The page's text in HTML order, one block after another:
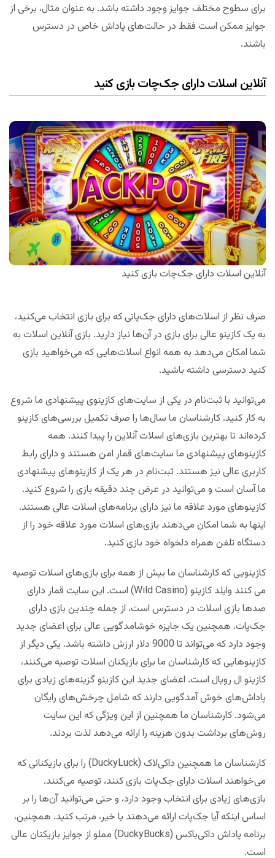
برای سطوح مختلف جوایز وجود داشته باشد. به عنوان مثال، برخی از
جوایز ممکن است فقط در حالت‌های پاداش خاص در دسترس
باشند.
آنلاین اسلات دارای جک‌چات بازی کنید
آنلاین اسلات دارای جک‌چات بازی کنید
صرف نظر از اسلات‌های دارای جک‌پاتی که برای بازی انتخاب می‌کنید،
به یک کازینو عالی برای بازی در آن‌ها نیاز دارید. بازی آنلاین اسلات به
شما امکان می‌دهد به همه انواع اسلات‌هایی که می‌خواهید بازی
کنید دسترسی داشته باشید.
می‌توانید با ثبت‌نام در یکی از سایت‌های کازینوی پیشنهادی ما شروع
به کار کنید. کارشناسان ما سال‌ها را صرف تکمیل بررسی‌های کازینو
کرده‌اند تا بهترین بازی‌های اسلات آنلاین را پیدا کنند. همه
کازینوهای پیشنهادی ما سایت‌های قمار امن هستند و دارای رابط
کاربری عالی نیز هستند. ثبت‌نام در هر یک از کازینوهای پیشنهادی
ما آسان است و می‌توانید در عرض چند دقیقه بازی را شروع کنید.
کازینوهای مورد علاقه ما نیز دارای برنامه‌های اسلات عالی هستند.
اینها به شما امکان می‌دهند بازی‌های اسلات مورد علاقه خود را از
دستگاه تلفن همراه دلخواه خود بازی کنید.
کازینویی که کارشناسان ما بیش از همه برای بازی‌های اسلات توصیه
می کنند وایلد کازینو (Wild Casino) است. این سایت قمار دارای
صدها بازی اسلات در دسترس است، از جمله چندین بازی دارای
جک‌پات. همچنین یک جایزه خوشامدگویی عالی برای اعضای جدید
وجود دارد که می‌تواند تا 9000 دلار ارزش داشته باشد. یکی دیگر از
کازینوهایی که کارشناسان ما برای بازیکنان اسلات توصیه می‌کنند،
کازینو ال رویال است. اعضای جدید این کازینو گزینه‌های زیادی برای
پاداش‌های خوش آمدگویی دارند که شامل چرخش‌های رایگان
می‌شود. کارشناسان ما همچنین از این ویژگی که این سایت
روش‌های برداشت بدون هزینه را ارائه می‌دهد لذت بردند.
کارشناسان ما همچنین داکی‌لاک (DuckyLuck) را برای بازیکنانی که
می‌خواهند اسلات دارای جک‌پات بازی کنند، توصیه می‌کنند.
بازی‌های زیادی برای انتخاب وجود دارد، و حتی می‌توانید آن‌ها را بر
اساس اینکه آیا جک‌پات ارائه می‌دهند یا خیر، مرتب کنید. همچنین،
برنامه پاداش داکی‌باکس (DuckyBucks) مملو از جوایز بازیکنان عالی
است.